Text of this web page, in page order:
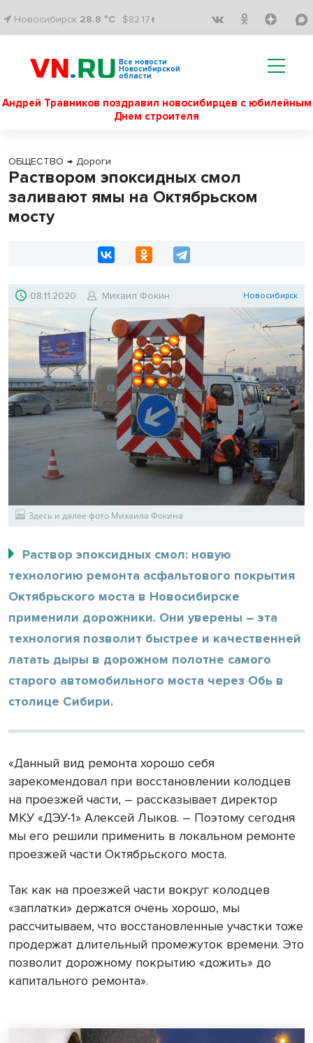
Новосибирск 28.8 °C $82.17↑
Все новости
Новосибирской
области
Андрей Травников поздравил новосибирцев с юбилейным
Днем строителя
ОБЩЕСТВО → Дороги
Раствором эпоксидных смол
заливают ямы на Октябрьском
мосту
08.11.2020 Михаил Фокин Новосибирск
Здесь и далее фото Михаила Фокина
Раствор эпоксидных смол: новую
технологию ремонта асфальтового покрытия
Октябрьского моста в Новосибирске
применили дорожники. Они уверены – эта
технология позволит быстрее и качественней
латать дыры в дорожном полотне самого
старого автомобильного моста через Обь в
столице Сибири.
«Данный вид ремонта хорошо себя
зарекомендовал при восстановлении колодцев
на проезжей части, – рассказывает директор
МКУ «ДЭУ-1» Алексей Лыков. – Поэтому сегодня
мы его решили применить в локальном ремонте
проезжей части Октябрьского моста.
Так как на проезжей части вокруг колодцев
«заплатки» держатся очень хорошо, мы
рассчитываем, что восстановленные участки тоже
продержат длительный промежуток времени. Это
позволит дорожному покрытию «дожить» до
капитального ремонта».